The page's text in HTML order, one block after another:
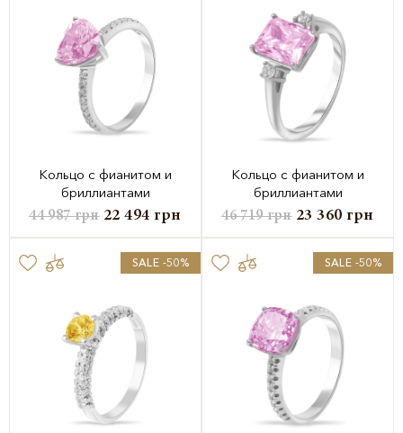
Кольцо с фианитом и
бриллиантами
44 987грн 22 494 грн
Кольцо с фианитом и
бриллиантами
46 719грн 23 360 грн
SALE -50% SALE -50%